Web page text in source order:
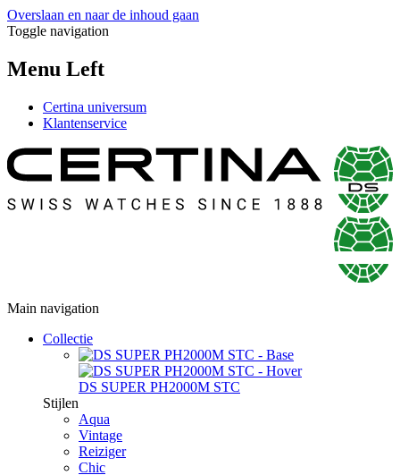
Overslaan en naar de inhoud gaan
Toggle navigation
Menu Left
Certina universum
Klantenservice
Main navigation
Collectie
DS SUPER PH2000M STC
Stijlen
Aqua
Vintage
Reiziger
Chic